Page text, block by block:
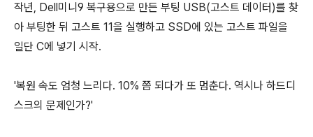
작년, Dell미니9 복구용으로 만든 부팅 USB(고스트 데이터)를 찾
아 부팅한 뒤 고스트 11을 실행하고 SSD에 있는 고스트 파일을
일단 C에 넣기 시작.
'복원 속도 엄청 느리다. 10% 쯤 되다가 또 멈춘다. 역시나 하드디
스크의 문제인가?'